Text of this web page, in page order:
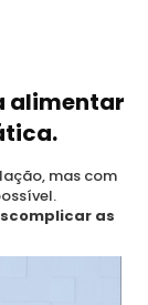
alimentar
mas com
as